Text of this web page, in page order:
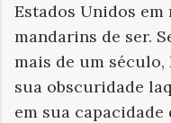
Estados Unidos em
mandarins de ser.
mais de um
sua obscuridade
em sua